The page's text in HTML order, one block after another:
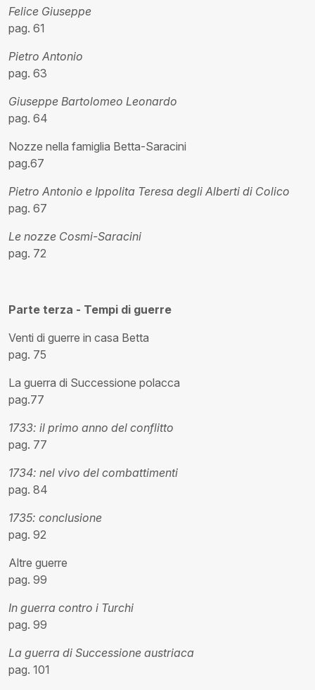
Felice Giuseppe
pag. 61
Pietro Antonio
pag. 63
Giuseppe Bartolomeo Leonardo
pag. 64
Nozze nella famiglia Betta-Saracini
pag.67
Pietro Antonio e Ippolita Teresa degli Alberti di Colico
pag. 67
Le nozze Cosmi-Saracini
pag. 72
Parte terza - Tempi di guerre
Venti di guerre in casa Betta
pag. 75
La guerra di Successione polacca
pag.77
1733: il primo anno del conflitto
pag. 77
1734: nel vivo del combattimenti
pag. 84
1735: conclusione
pag. 92
Altre guerre
pag. 99
In guerra contro i Turchi
pag. 99
La guerra di Successione austriaca
pag. 101